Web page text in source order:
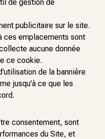
de gestion de
publicitaire sur le site.
ces emplacements sont
aucune donnée
ce cookie.
de la bannière
jusqu'à ce que les
consentement, sont
du Site, et